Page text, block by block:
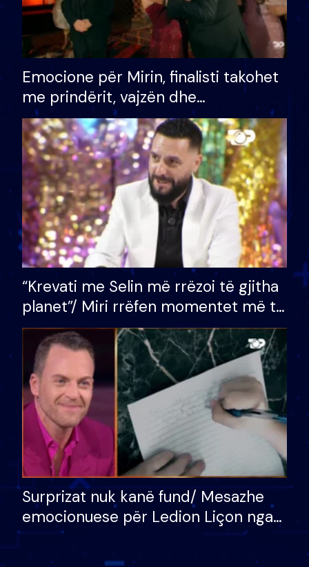
Emocione për Mirin, finalisti takohet
me prindërit, vajzën dhe
bashkëshorten: S’kemi ndonjë letër
divorci apo jo?
“Krevati me Selin më rrëzoi të gjitha
planet”/ Miri rrëfen momentet më të
bukura në shtëpinë e BB VIP: Do më
mungojë zilja e mëngjesit kur…
Surprizat nuk kanë fund/ Mesazhe
emocionuese për Ledion Liçon nga
nëna dhe fëmijët e tij, moderatori
nuk i mban dot lotët: Nuk meritoj…